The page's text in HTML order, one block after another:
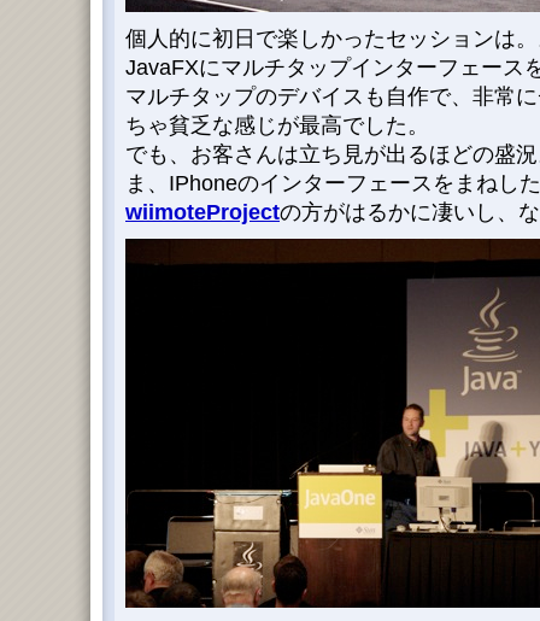
個人的に初日で楽しかったセッションは
JavaFXにマルチタップインターフェース
マルチタップのデバイスも自作で、非常
ちゃ貧乏な感じが最高でした。
でも、お客さんは立ち見が出るほどの盛
ま、IPhoneのインターフェースをまねし
wiimoteProjectの方がはるかに凄いし、